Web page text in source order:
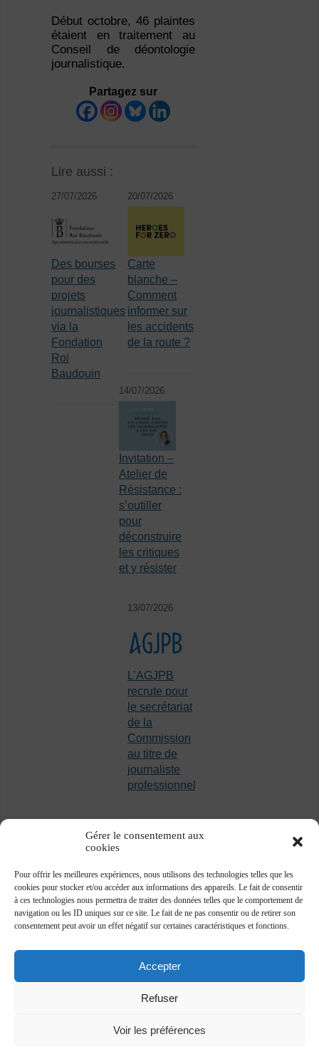
Gérer le consentement aux
cookies
Pour offrir les meilleures expériences, nous utilisons des technologies telles que les
cookies pour stocker et/ou accéder aux informations des appareils. Le fait de consentir
à ces technologies nous permettra de traiter des données telles que le comportement de
navigation ou les ID uniques sur ce site. Le fait de ne pas consentir ou de retirer son
consentement peut avoir un effet négatif sur certaines caractéristiques et fonctions.
Accepter
Refuser
Voir les préférences
Début octobre, 46 plaintes
étaient en traitement au
Conseil de déontologie
journalistique.
Partagez sur
Lire aussi :
27/07/2026
Des bourses
pour des
projets
journalistiques
via la
Fondation
Roi
Baudouin
20/07/2026
Carte
blanche –
Comment
informer sur
les accidents
de la route ?
14/07/2026
Invitation –
Atelier de
Résistance :
s’outiller
pour
déconstruire
les critiques
et y résister
13/07/2026
L’AGJPB
recrute pour
le secrétariat
de la
Commission
au titre de
journaliste
professionnel